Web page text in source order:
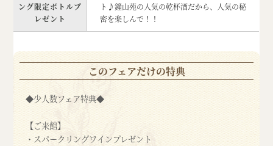
ング限定ボトルプ
レゼント
ト♪鐘山苑の人気の乾杯酒だから、人気の秘
密を楽しんで！！
このフェアだけの特典
◆少人数フェア特典◆
【ご来館】
・スパークリングワインプレゼント